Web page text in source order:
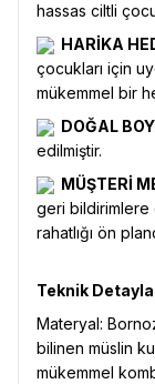
hassas ciltli
HARİKA
çocukları için
mükemmel bir
DOĞAL
edilmiştir.
MÜŞTERİ
geri
rahatlığı ön
Teknik
Materyal:
bilinen müslin
mükemmel